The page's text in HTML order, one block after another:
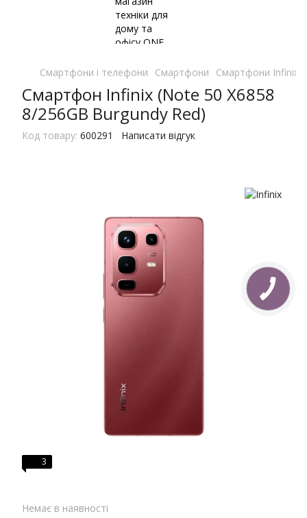
Смартфони і телефони Смартфони Смартфони Infinix
Смартфон Infinix (Note 50 X6858
8/256GB Burgundy Red)
Код товару: 600291 Написати відгук
3
Немає в наявності